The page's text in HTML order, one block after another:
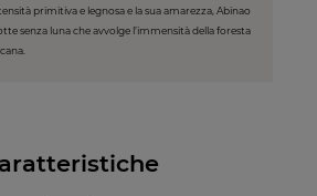
primitiva e legnosa e la sua amarezza, Abinao
senza luna che avvolge l’immensità della foresta